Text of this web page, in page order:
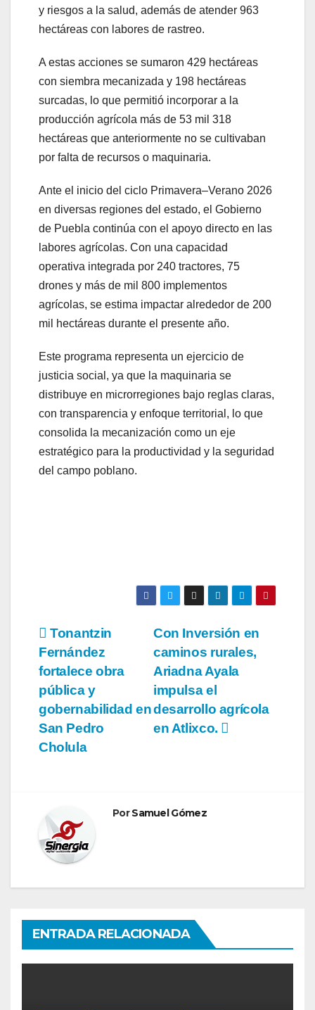
y riesgos a la salud, además de atender 963
hectáreas con labores de rastreo.
A estas acciones se sumaron 429 hectáreas
con siembra mecanizada y 198 hectáreas
surcadas, lo que permitió incorporar a la
producción agrícola más de 53 mil 318
hectáreas que anteriormente no se cultivaban
por falta de recursos o maquinaria.
Ante el inicio del ciclo Primavera–Verano 2026
en diversas regiones del estado, el Gobierno
de Puebla continúa con el apoyo directo en las
labores agrícolas. Con una capacidad
operativa integrada por 240 tractores, 75
drones y más de mil 800 implementos
agrícolas, se estima impactar alrededor de 200
mil hectáreas durante el presente año.
Este programa representa un ejercicio de
justicia social, ya que la maquinaria se
distribuye en microrregiones bajo reglas claras,
con transparencia y enfoque territorial, lo que
consolida la mecanización como un eje
estratégico para la productividad y la seguridad
del campo poblano.
Navegación
de
entradas
Con Inversión en
caminos rurales,
Ariadna Ayala
impulsa el
desarrollo agrícola
en Atlixco.
Tonantzin
Fernández
fortalece obra
pública y
gobernabilidad en
San Pedro
Cholula
PorSamuel Gómez
ENTRADA RELACIONADA